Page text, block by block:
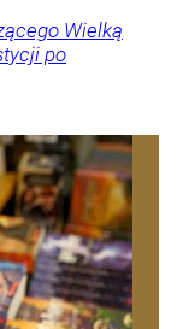
Wielką
po